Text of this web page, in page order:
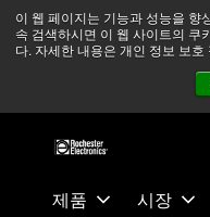
이 웹 페이지는 기능과 성능을 향
속 검색하시면 이 웹 사이트의 쿠
다. 자세한 내용은 개인 정보 보
츠
건
중동 지역 상황을 지속적
정상적으로 운영
뉴
제품 시장